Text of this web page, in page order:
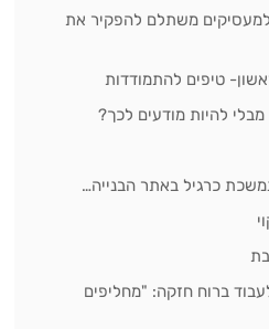
משתלם להפקיר את
טיפים להתמודדות
להיות מודעים לכך?
כרגיל באתר הבנייה…
ברוח חזקה: "מחליפים